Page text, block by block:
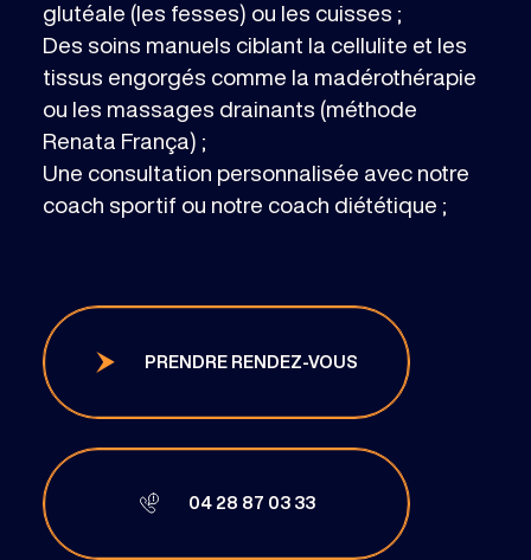
glutéale (les fesses) ou les cuisses ;
Des soins manuels ciblant la cellulite et les
tissus engorgés comme la madérothérapie
ou les massages drainants (méthode
Renata França) ;
Une consultation personnalisée avec notre
coach sportif ou notre coach diététique ;
PRENDRE RENDEZ-VOUS
04 28 87 03 33